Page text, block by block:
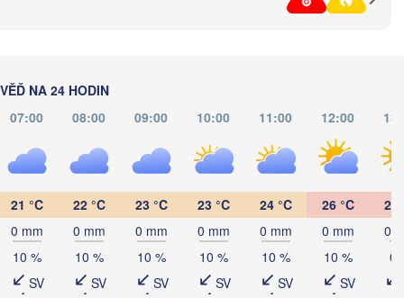
NA 24 HODIN
07:00 08:00 09:00 10:00 11:00 12:00
21 °C
0 mm
10 %
SV
22 °C
0 mm
10 %
SV
23 °C
0 mm
10 %
SV
23 °C
0 mm
10 %
SV
24 °C
0 mm
10 %
SV
26 °C
0 mm
10 %
SV
28
0
0
Севастополь
(Sevastopol)
Constanța
Galați
Варна
(Varna)
Керчь
(Kerch)